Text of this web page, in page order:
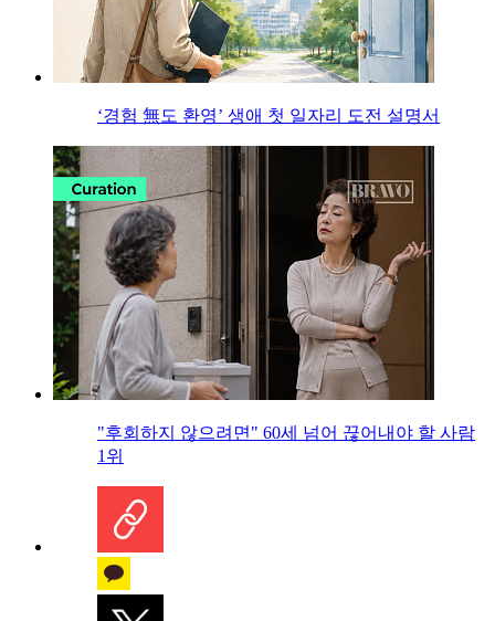
‘경험 無도 환영’ 생애 첫 일자리 도전 설명서
"후회하지 않으려면" 60세 넘어 끊어내야 할 사람
1위